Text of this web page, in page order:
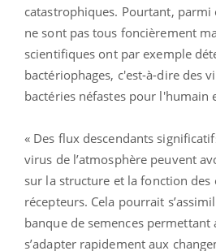
catastrophiques. Pourtant,
ne sont pas tous foncièrement
scientifiques ont par exemple
bactériophages, c'est-à-dire des
bactéries néfastes pour l'humain
« Des flux descendants
virus de l’atmosphère peuvent
sur la structure et la fonction des
récepteurs. Cela pourrait
banque de semences permettant
s’adapter rapidement aux